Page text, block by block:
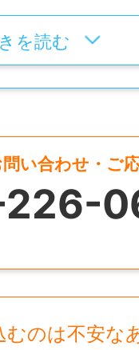
のひとつです。
館内にあるレス
る明るい雰囲気
サポートするの
3-27
を読む
い合わせ・ご
むのは不安な